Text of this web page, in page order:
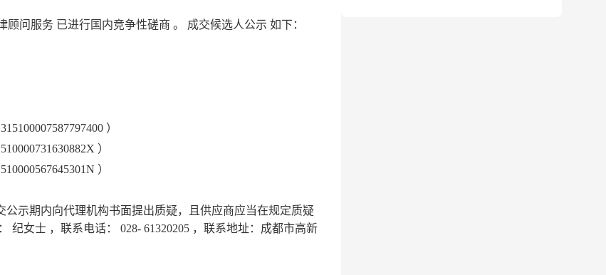
顾问服务 已进行国内竞争性磋商 。 成交候选人公示 如下：
315100007587797400 ）
）
）
示期内向代理机构书面提出质疑，且供应商应当在规定质疑
纪女士 ，联系电话： 028- 61320205 ，联系地址：成都市高新